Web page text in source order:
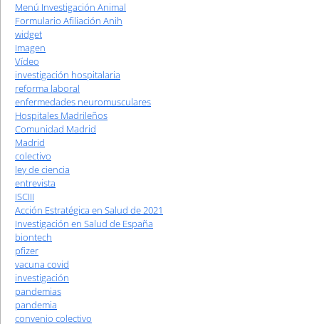
Menú Investigación Animal
Formulario Afiliación Anih
widget
Imagen
Vídeo
investigación hospitalaria
reforma laboral
enfermedades neuromusculares
Hospitales Madrileños
Comunidad Madrid
Madrid
colectivo
ley de ciencia
entrevista
ISCIII
Acción Estratégica en Salud de 2021
Investigación en Salud de España
biontech
pfizer
vacuna covid
investigación
pandemias
pandemia
convenio colectivo